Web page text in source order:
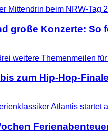
große Konzerte: So
zum Hip-Hop-